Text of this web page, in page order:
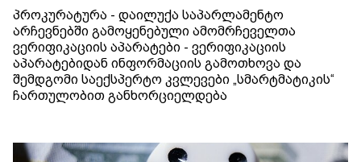
პროკურატურა - დაილუქა საპარლამენტო
არჩევნებში გამოყენებული ამომრჩეველთა
ვერიფიკაციის აპარატები - ვერიფიკაციის
აპარატებიდან ინფორმაციის გამოთხოვა და
შემდგომი საექსპერტო კვლევები „სმარტმატიკის“
ჩართულობით განხორციელდება